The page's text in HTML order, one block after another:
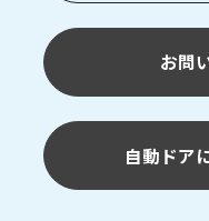
お問
自動ドア